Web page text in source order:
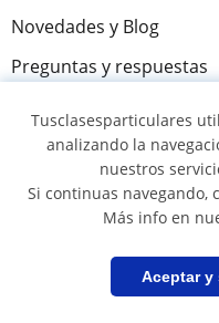
Guardar búsqueda
Novedades y Blog
Preguntas y respuestas
Fantástica
305915
© 2007 - 2026
Tusclasesparticulares
analizando la
nuestros
Si continuas navegando,
Más info en
Aceptar y